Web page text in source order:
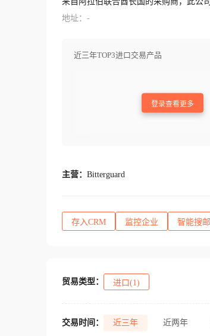
地址：-
近三年TOP3进口交易产品
登录查看更多
主营： Bitterguard
存入CRM 监控企业 智能搜邮
贸易类型： 进口(1)
交易时间： 近三年 近两年